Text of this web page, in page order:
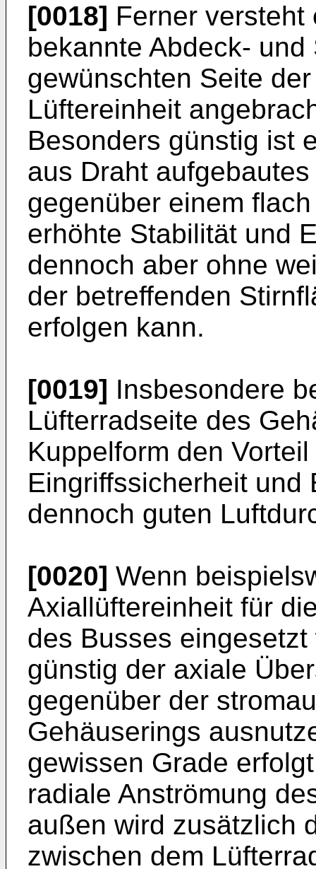
[0018] Ferner
bekannte Abdeck-
gewünschten Seite
Lüftereinheit
Besonders günstig ist
aus Draht
gegenüber einem
erhöhte Stabilität und
dennoch aber ohne
der betreffenden
erfolgen kann.
[0019] Insbesondere
Lüfterradseite des
Kuppelform den
Eingriffssicherheit und
dennoch guten
[0020] Wenn
Axiallüftereinheit für
des Busses
günstig der axiale
gegenüber der
Gehäuserings
gewissen Grade
radiale Anströmung
außen wird zusätzlich
zwischen dem